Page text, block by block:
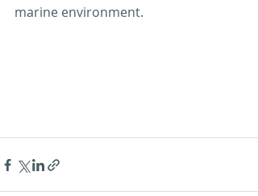
marine environment.